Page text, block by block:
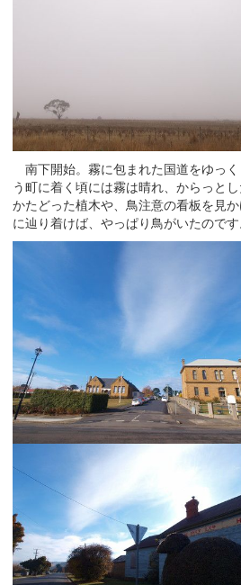
南下開始。霧に包まれた国道をゆっ
う町に着く頃には霧は晴れ、からっと
かたどった植木や、鳥注意の看板を見
に辿り着けば、やっぱり鳥がいたのです